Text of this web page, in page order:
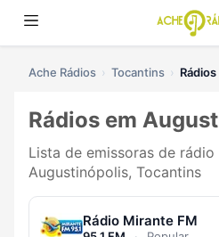
Ache Rádios Tocantins
Rádios em
Lista de emissoras de
Augustinópolis, Tocantins
Rádio Mirante FM